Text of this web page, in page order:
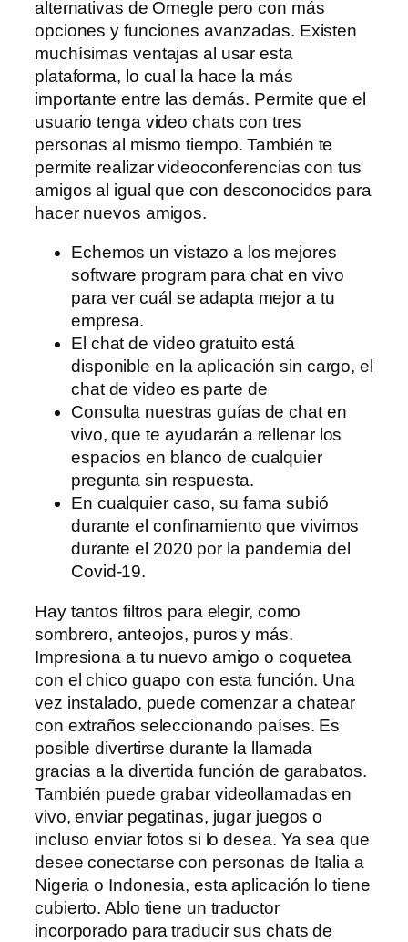
alternativas de Omegle pero con más
opciones y funciones avanzadas. Existen
muchísimas ventajas al usar esta
plataforma, lo cual la hace la más
importante entre las demás. Permite que el
usuario tenga video chats con tres
personas al mismo tiempo. También te
permite realizar videoconferencias con tus
amigos al igual que con desconocidos para
hacer nuevos amigos.
Echemos un vistazo a los mejores
software program para chat en vivo
para ver cuál se adapta mejor a tu
empresa.
El chat de video gratuito está
disponible en la aplicación sin cargo, el
chat de video es parte de
Consulta nuestras guías de chat en
vivo, que te ayudarán a rellenar los
espacios en blanco de cualquier
pregunta sin respuesta.
En cualquier caso, su fama subió
durante el confinamiento que vivimos
durante el 2020 por la pandemia del
Covid-19.
Hay tantos filtros para elegir, como
sombrero, anteojos, puros y más.
Impresiona a tu nuevo amigo o coquetea
con el chico guapo con esta función. Una
vez instalado, puede comenzar a chatear
con extraños seleccionando países. Es
posible divertirse durante la llamada
gracias a la divertida función de garabatos.
También puede grabar videollamadas en
vivo, enviar pegatinas, jugar juegos o
incluso enviar fotos si lo desea. Ya sea que
desee conectarse con personas de Italia a
Nigeria o Indonesia, esta aplicación lo tiene
cubierto. Ablo tiene un traductor
incorporado para traducir sus chats de